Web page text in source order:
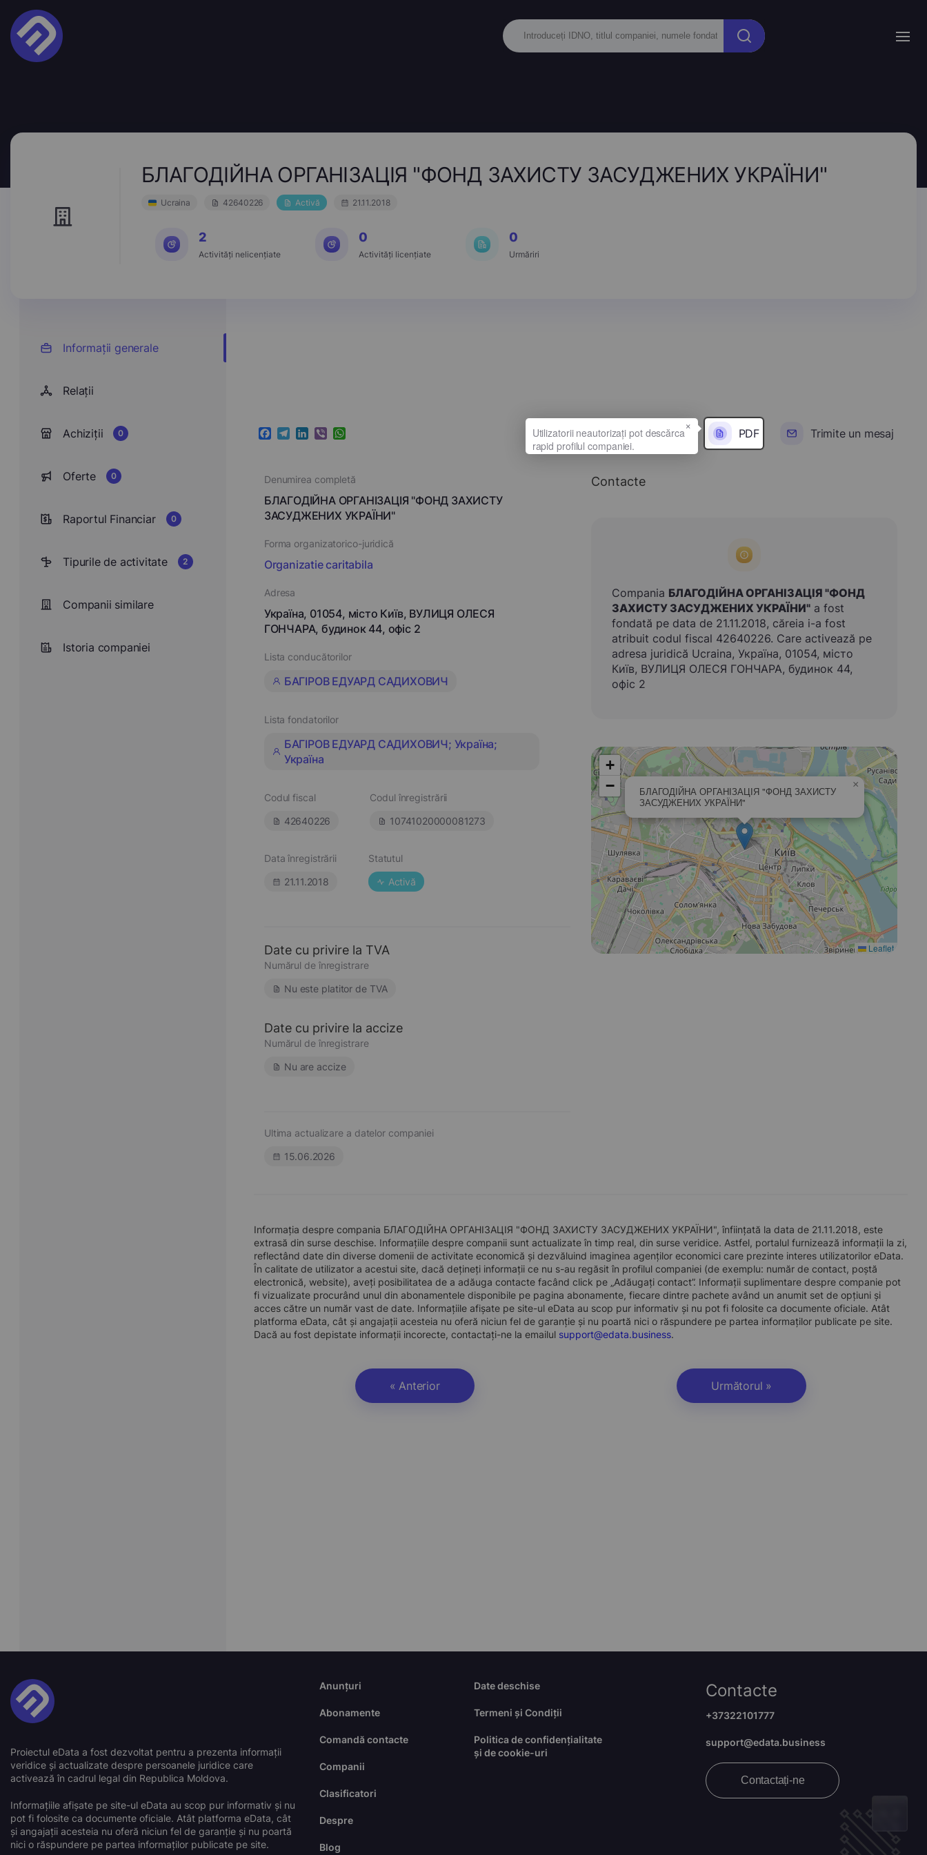
БЛАГОДІЙНА ОРГАНІЗАЦІЯ "ФОНД ЗАХИСТУ ЗАСУДЖЕНИХ УКРАЇНИ"
Ucraina 42640226 Activă 21.11.2018
2
Activități nelicențiate
0
Activități licențiate
0
Urmăriri
Informații generale
Relații
Achiziții 0
Oferte 0
Raportul Financiar 0
Tipurile de activitate 2
Companii similare
Istoria companiei
Facebook
Telegram
LinkedIn
ViberWhatsApp PDF Trimite un mesaj
Denumirea completă
БЛАГОДІЙНА ОРГАНІЗАЦІЯ "ФОНД ЗАХИСТУ
ЗАСУДЖЕНИХ УКРАЇНИ"
Forma organizatorico-juridică
Organizatie caritabila
Adresa
Україна, 01054, місто Київ, ВУЛИЦЯ ОЛЕСЯ
ГОНЧАРА, будинок 44, офіс 2
Lista conducătorilor
БАГІРОВ ЕДУАРД САДИХОВИЧ
Lista fondatorilor
БАГІРОВ ЕДУАРД САДИХОВИЧ; Україна;
Україна
Codul fiscal
42640226
Codul înregistrării
10741020000081273
Data înregistrării
21.11.2018
Statutul
Activă
Date cu privire la TVA
Numărul de înregistrare
Nu este platitor de TVA
Date cu privire la accize
Numărul de înregistrare
Nu are accize
Ultima actualizare a datelor companiei
15.06.2026
Contacte
Compania БЛАГОДІЙНА ОРГАНІЗАЦІЯ "ФОНД
ЗАХИСТУ ЗАСУДЖЕНИХ УКРАЇНИ"a fost
fondată pe data de 21.11.2018, căreia i-a fost
atribuit codul fiscal 42640226. Care activează pe
adresa juridică Ucraina, Україна, 01054, місто
Київ, ВУЛИЦЯ ОЛЕСЯ ГОНЧАРА, будинок 44,
офіс 2
БЛАГОДІЙНА ОРГАНІЗАЦІЯ "ФОНД ЗАХИСТУ
ЗАСУДЖЕНИХ УКРАЇНИ"
×
+
−
Leaflet
Informația despre compania БЛАГОДІЙНА ОРГАНІЗАЦІЯ "ФОНД ЗАХИСТУ ЗАСУДЖЕНИХ УКРАЇНИ", înființată la data de 21.11.2018, este
extrasă din surse deschise. Informațiile despre companii sunt actualizate în timp real, din surse veridice. Astfel, portalul furnizează informații la zi,
reflectând date din diverse domenii de activitate economică și dezvăluind imaginea agenților economici care prezinte interes utilizatorilor eData.
În calitate de utilizator a acestui site, dacă dețineți informații ce nu s-au regăsit în profilul companiei (de exemplu: număr de contact, poștă
electronică, website), aveți posibilitatea de a adăuga contacte facând click pe „Adăugați contact”. Informații suplimentare despre companie pot
fi vizualizate procurând unul din abonamentele disponibile pe pagina abonamente, fiecare dintre pachete având un anumit set de opțiuni și
acces către un număr vast de date. Informațiile afișate pe site-ul eData au scop pur informativ și nu pot fi folosite ca documente oficiale. Atât
platforma eData, cât și angajații acesteia nu oferă niciun fel de garanție și nu poartă nici o răspundere pe partea informaților publicate pe site.
Dacă au fost depistate informații incorecte, contactați-ne la emailul support@edata.business.
« Anterior Următorul »
Proiectul eData a fost dezvoltat pentru a prezenta informații
veridice și actualizate despre persoanele juridice care
activează în cadrul legal din Republica Moldova.
Informațiile afișate pe site-ul eData au scop pur informativ și nu
pot fi folosite ca documente oficiale. Atât platforma eData, cât
și angajații acesteia nu oferă niciun fel de garanție și nu poartă
nici o răspundere pe partea informaților publicate pe site.
Anunțuri
Abonamente
Comandă contacte
Companii
Clasificatori
Despre
Blog
Date deschise
Termeni și Condiții
Politica de confidențialitate
și de cookie-uri
Contacte
+37322101777
support@edata.business
Contactați-ne
×